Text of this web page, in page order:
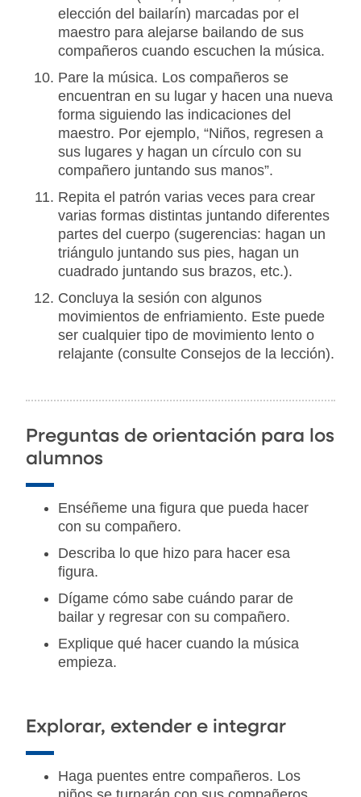
elección del bailarín) marcadas por el
maestro para alejarse bailando de sus
compañeros cuando escuchen la música.
Pare la música. Los compañeros se
encuentran en su lugar y hacen una nueva
forma siguiendo las indicaciones del
maestro. Por ejemplo, “Niños, regresen a
sus lugares y hagan un círculo con su
compañero juntando sus manos”.
Repita el patrón varias veces para crear
varias formas distintas juntando diferentes
partes del cuerpo (sugerencias: hagan un
triángulo juntando sus pies, hagan un
cuadrado juntando sus brazos, etc.).
Concluya la sesión con algunos
movimientos de enfriamiento. Este puede
ser cualquier tipo de movimiento lento o
relajante (consulte Consejos de la lección).
Preguntas de orientación para los
alumnos
Enséñeme una figura que pueda hacer
con su compañero.
Describa lo que hizo para hacer esa
figura.
Dígame cómo sabe cuándo parar de
bailar y regresar con su compañero.
Explique qué hacer cuando la música
empieza.
Explorar, extender e integrar
Haga puentes entre compañeros. Los